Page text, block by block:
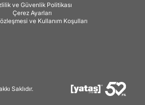
ve Güvenlik Politikası
Çerez Ayarları
ve Kullanım Koşulları
Saklıdır.